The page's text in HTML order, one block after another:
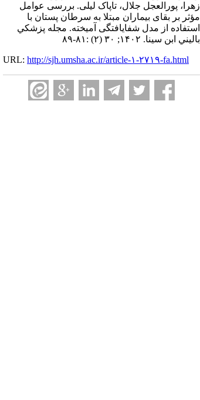
زهرا، پورالعجل جلال، تاپاک لیلی. بررسی عوامل
مؤثر بر بقای بیماران مبتلا به سرطان پستان با
استفاده از مدل شفایافتگی آمیخته. مجله پزشكي
باليني ابن سينا. ۱۴۰۲; ۳۰ (۲) :۸۱-۸۹
URL: http://sjh.umsha.ac.ir/article-۱-۲۷۱۹-fa.html